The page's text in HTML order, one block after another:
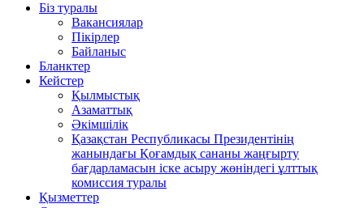
Біз туралы
Вакансиялар
Пікірлер
Байланыс
Бланктер
Кейстер
Қылмыстық
Азаматтық
Әкімшілік
Қазақстан Республикасы Президентінің
жанындағы Қоғамдық сананы жаңғырту
бағдарламасын іске асыру жөніндегі ұлттық
комиссия туралы
Қызметтер